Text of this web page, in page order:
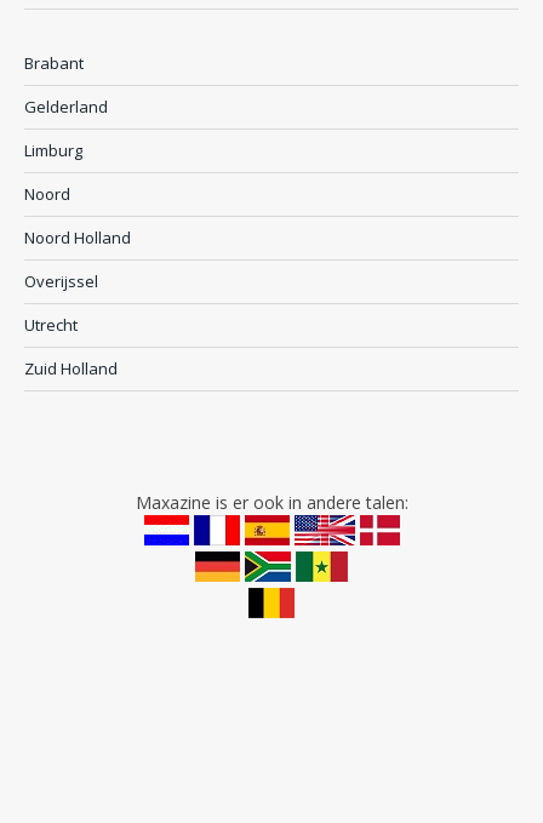
Brabant
Gelderland
Limburg
Noord
Noord Holland
Overijssel
Utrecht
Zuid Holland
Maxazine is er ook in andere talen: